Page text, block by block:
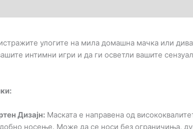
улогите на мила домашна мачка или
интимни игри и да ги осветли вашите
Дизајн: Маската е направена од
носење. Може да се носи без ограничиња,